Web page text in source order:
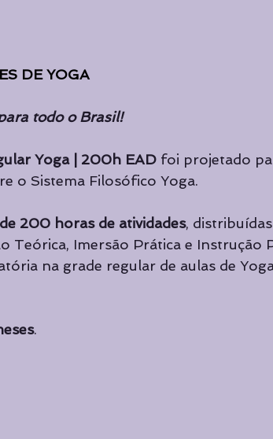
DE YOGA
todo o Brasil!
Yoga | 200h EAD foi projetado
o Sistema Filosófico Yoga.
200 horas de atividades,
Teórica, Imersão Prática e Instrução
na grade regular de aulas de
.